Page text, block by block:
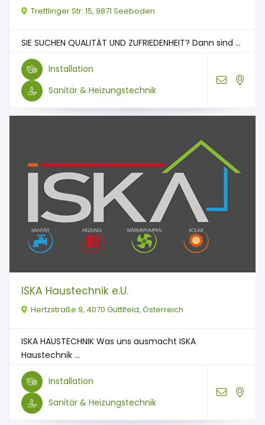
Trefflinger Str. 15, 9871 Seeboden
SIE SUCHEN QUALITÄT UND ZUFRIEDENHEIT? Dann sind ...
Installation
Sanitär & Heizungstechnik
ISKA Haustechnik e.U.
Hertzstraße 9, 4070 Güttlfeld, Österreich
ISKA HAUSTECHNIK Was uns ausmacht ISKA
Haustechnik ...
Installation
Sanitär & Heizungstechnik